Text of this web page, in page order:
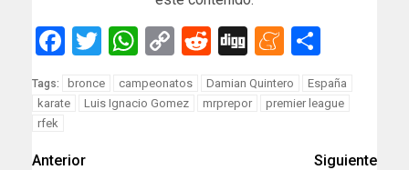
Facebook
Twitter
WhatsApp
Copy
Link
Reddit
Digg
Tags: bronce campeonatos Damian Quintero
España
karate
Luis Ignacio Gomez mrprepor
premier league
rfek
Anterior
Siguiente